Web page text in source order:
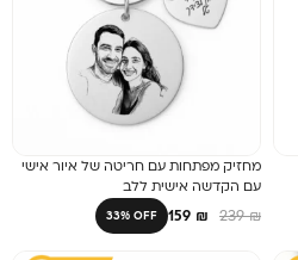
מחזיק מפתחות עם חריטה של איור אישי
עם הקדשה אישית ללב
₪
239
₪
33% OFF